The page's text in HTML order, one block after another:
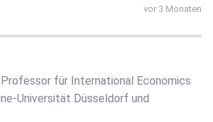
vor 3 Monaten
Professor für International Economics
Universität Düsseldorf und